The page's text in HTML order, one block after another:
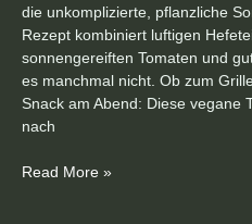
die unkomplizierte, pflanzliche
Rezept kombiniert luftigen
sonnengereiften Tomaten und
es manchmal nicht. Ob zum
Snack am Abend: Diese vegane
nach
Read More »